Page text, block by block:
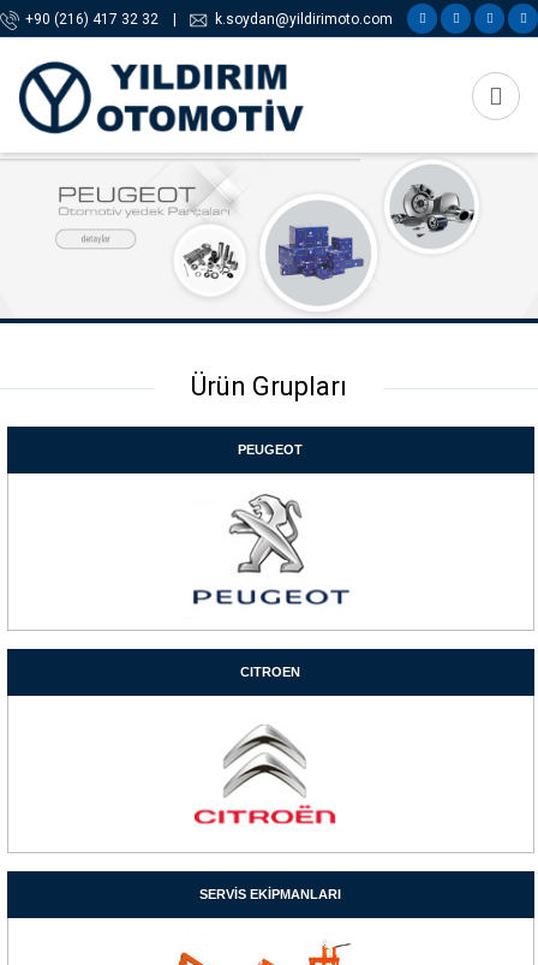
+90 (216) 417 32 32 k.soydan@yildirimoto.com
Ürün Grupları
PEUGEOT
CITROEN
SERVİS EKİPMANLARI